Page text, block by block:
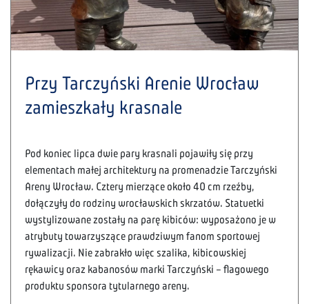
Przy Tarczyński Arenie Wrocław
zamieszkały krasnale
Pod koniec lipca dwie pary krasnali pojawiły się przy
elementach małej architektury na promenadzie Tarczyński
Areny Wrocław. Cztery mierzące około 40 cm rzeźby,
dołączyły do rodziny wrocławskich skrzatów. Statuetki
wystylizowane zostały na parę kibiców: wyposażono je w
atrybuty towarzyszące prawdziwym fanom sportowej
rywalizacji. Nie zabrakło więc szalika, kibicowskiej
rękawicy oraz kabanosów marki Tarczyński – flagowego
produktu sponsora tytularnego areny.